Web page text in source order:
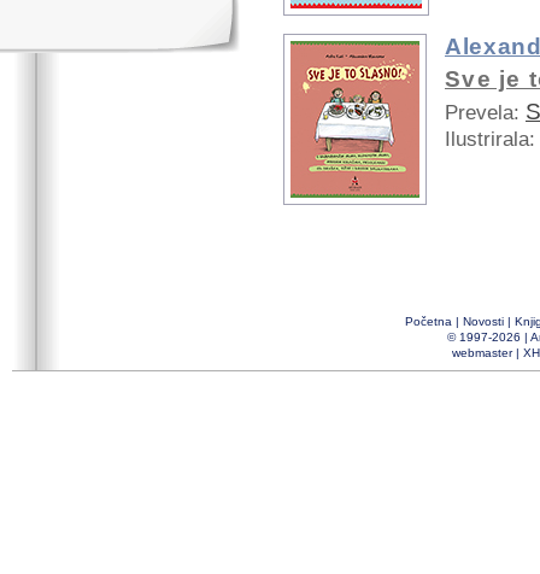
Sve je
Prevela:
Ilustrirala:
Početna | Novosti |
© 1997-2026 |
webmaster|